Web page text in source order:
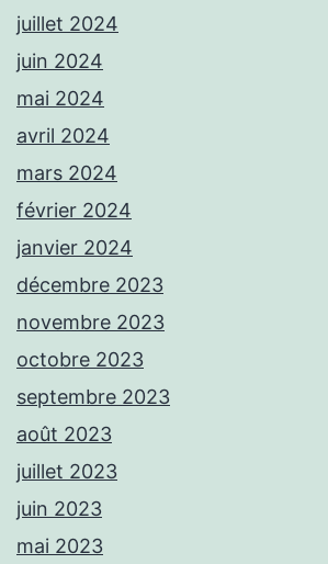
juillet 2024
juin 2024
mai 2024
avril 2024
mars 2024
février 2024
janvier 2024
décembre 2023
novembre 2023
octobre 2023
septembre 2023
août 2023
juillet 2023
juin 2023
mai 2023